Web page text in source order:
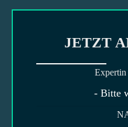
JETZT
Expertin
- Bitte